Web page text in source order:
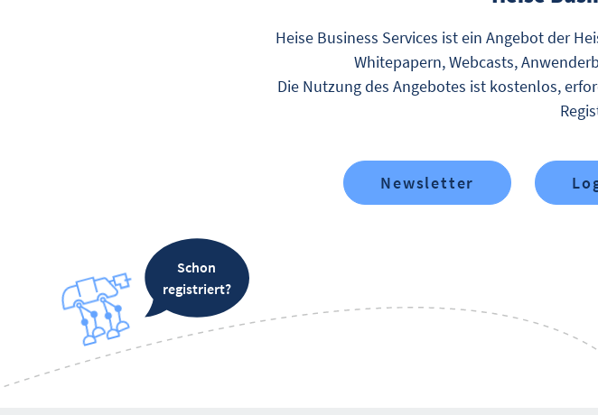
Heise Business Services ist ein Angebot der
Whitepapern, Webcasts,
Die Nutzung des Angebotes ist kostenlos,
Newsletter
Schon
registriert?